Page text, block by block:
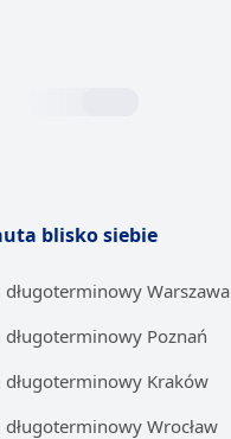
blisko siebie
Warszawa
Poznań
długoterminowy Kraków
Wrocław